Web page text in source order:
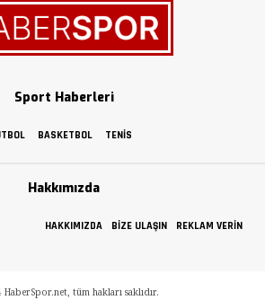
Sport Haberleri
BASKETBOL TENIS
Hakkımızda
HAKKIMIZDA BIZE ULAŞIN REKLAM VERIN
tüm hakları saklıdır.